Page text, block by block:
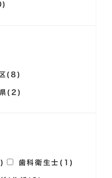
(8)
(2)
歯科衛生士(1)